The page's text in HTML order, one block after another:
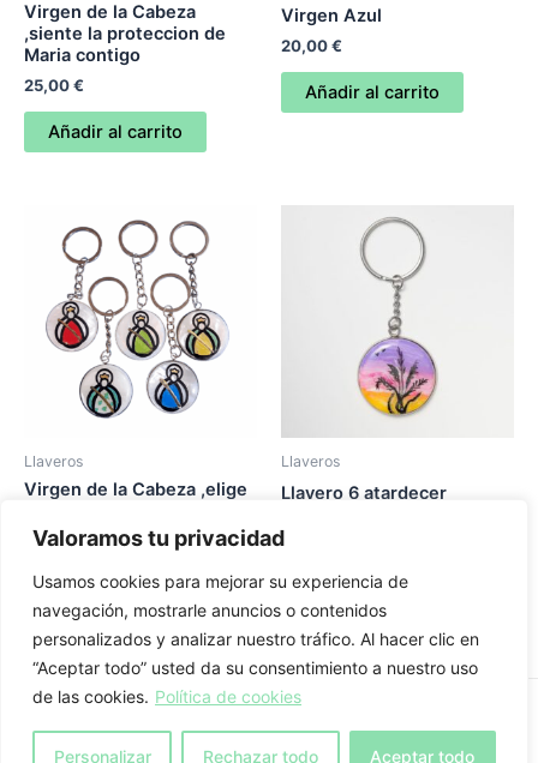
Valoramos tu privacidad
Usamos cookies para mejorar su experiencia de
navegación, mostrarle anuncios o contenidos
personalizados y analizar nuestro tráfico. Al hacer clic en
“Aceptar todo” usted da su consentimiento a nuestro uso
de las cookies. Política de cookies
Personalizar Rechazar todo Aceptar todo
Virgen de la Cabeza
,siente la proteccion de
Maria contigo
25,00€
Añadir al carrito
Virgen Azul
20,00€
Añadir al carrito
Llaveros
Virgen de la Cabeza ,elige
20,00€
Añadir al carrito
Llaveros
Llavero 6 atardecer
Añadir al carrito